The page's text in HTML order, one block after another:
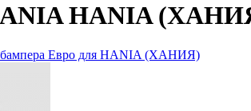
HANIA
Евро для HANIA (ХАНИЯ)